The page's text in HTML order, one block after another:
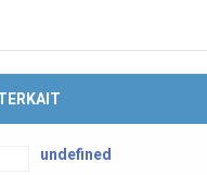
undefined